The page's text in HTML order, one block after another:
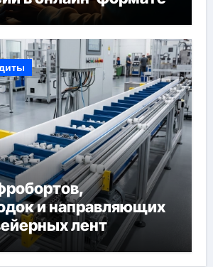
и направляющих
лент